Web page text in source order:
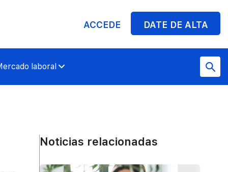
ACCEDE DATE DE ALTA
laboral
Noticias relacionadas